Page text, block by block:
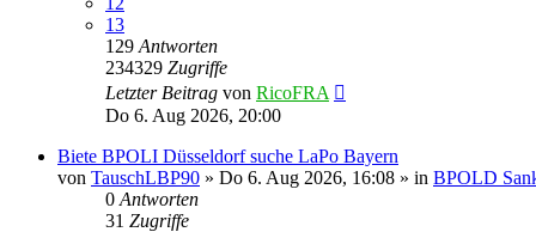
13
129 Antworten
234329 Zugriffe
Letzter Beitrag von RicoFRA
Do 6. Aug 2026, 20:00
Biete BPOLI Düsseldorf suche LaPo Bayern
von TauschLBP90 » Do 6. Aug 2026, 16:08 » in BPOLD
0 Antworten
31 Zugriffe